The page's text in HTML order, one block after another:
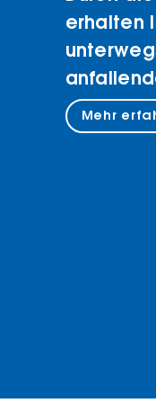
erhalten
Mehr